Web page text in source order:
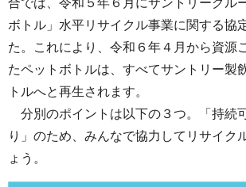
ボトル」水平リサイクル事業に関する協
た。これにより、令和６年４月から資源
たペットボトルは、すべてサントリー製
トルへと再生されます。
分別のポイントは以下の３つ。「持続
り」のため、みんなで協力してリサイク
ょう。